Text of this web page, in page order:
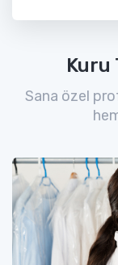
Kuru
Sana özel